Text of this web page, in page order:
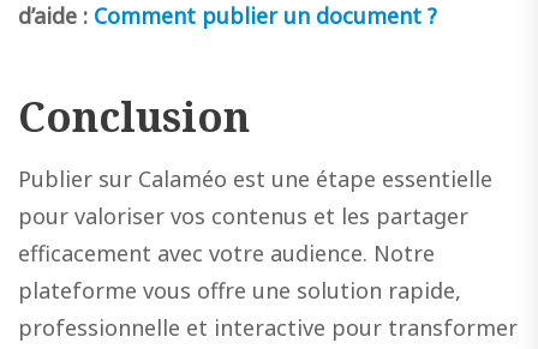
d’aide : Comment publier un document ?
Conclusion
Publier sur Calaméo est une étape essentielle
pour valoriser vos contenus et les partager
efficacement avec votre audience. Notre
plateforme vous offre une solution rapide,
professionnelle et interactive pour transformer